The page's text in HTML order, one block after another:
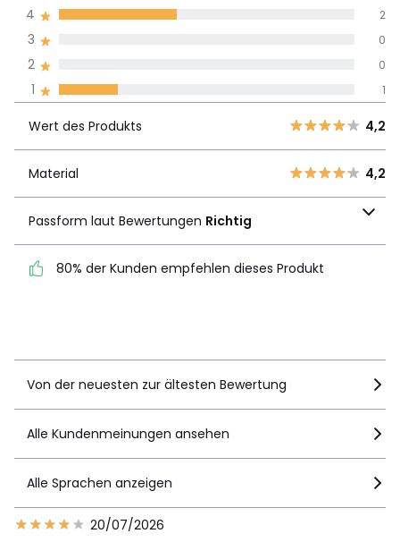
Durchnschnitt in
4
Wert des
4,2
Bewertungen
80% der Kunden
1 1
2 0
3 0
4 2
Wert des Produkts 4,2
Material 4,2
Passform laut Bewertungen Richtig
80% der Kunden empfehlen dieses Produkt
Von der neuesten zur ältesten Bewertung
Alle Kundenmeinungen ansehen
Alle Sprachen anzeigen
20/07/2026